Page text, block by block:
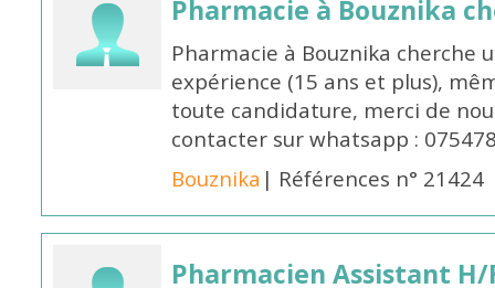
Pharmacie à Bouznika
Pharmacie à Bouznika cherche
expérience (15 ans et plus),
toute candidature, merci de
contacter sur whatsapp :
Bouznika | Références n° 21424
Pharmacien Assistant